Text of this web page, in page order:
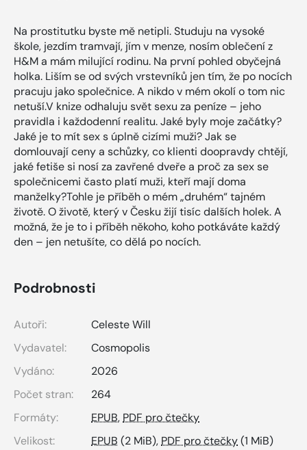
Na prostitutku byste mě netipli. Studuju na vysoké
škole, jezdím tramvají, jím v menze, nosím oblečení z
H&M a mám milující rodinu. Na první pohled obyčejná
holka. Liším se od svých vrstevníků jen tím, že po nocích
pracuju jako společnice. A nikdo v mém okolí o tom nic
netuší.V knize odhaluju svět sexu za peníze – jeho
pravidla i každodenní realitu. Jaké byly moje začátky?
Jaké je to mít sex s úplně cizími muži? Jak se
domlouvají ceny a schůzky, co klienti doopravdy chtějí,
jaké fetiše si nosí za zavřené dveře a proč za sex se
společnicemi často platí muži, kteří mají doma
manželky?Tohle je příběh o mém „druhém“ tajném
životě. O životě, který v Česku žijí tisíc dalších holek. A
možná, že je to i příběh někoho, koho potkáváte každý
den – jen netušíte, co dělá po nocích.
Podrobnosti
Autoři:
Celeste Will
Vydavatel:
Cosmopolis
Vydáno:
2026
Počet stran:
264
Formáty:
EPUB,PDF pro čtečky
Velikost:
EPUB (2 MiB),PDF pro čtečky(1 MiB)